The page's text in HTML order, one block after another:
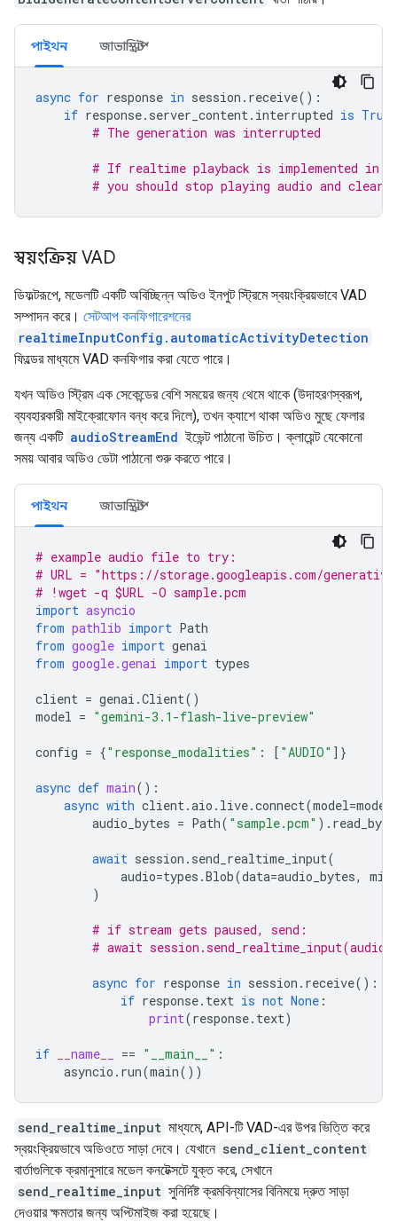
পাইথন জাভাস্ক্রিপ্ট
async for response in session . receive():
if response. server_content. interrupted is True
# The generation was interrupted
# If realtime playback is implemented in
# you should stop playing audio and clear
স্বয়ংক্রিয় VAD
ডিফল্টরূপে, মডেলটি একটি অবিচ্ছিন্ন অডিও ইনপুট স্ট্রিমে স্বয়ংক্রিয়ভাবে VAD
সম্পাদন করে। সেটআপ কনফিগারেশনের
realtimeInputConfig.automaticActivityDetection
ফিল্ডের মাধ্যমে VAD কনফিগার করা যেতে পারে।
যখন অডিও স্ট্রিম এক সেকেন্ডের বেশি সময়ের জন্য থেমে থাকে (উদাহরণস্বরূপ,
ব্যবহারকারী মাইক্রোফোন বন্ধ করে দিলে), তখন ক্যাশে থাকা অডিও মুছে ফেলার
জন্য একটি audioStreamEnd ইভেন্ট পাঠানো উচিত। ক্লায়েন্ট যেকোনো
সময় আবার অডিও ডেটা পাঠানো শুরু করতে পারে।
পাইথন জাভাস্ক্রিপ্ট
# example audio file to try:
# URL = "https://storage.googleapis.com/
# !wget -q $URL -O sample.pcm
import asyncio
from pathlib import Path
from google import genai
from google.genai import types
client = genai .Client()
model = "gemini-3.1-flash-live-preview"
config = {"response_modalities" : [ "AUDIO" ]}
async def main():
async with client.aio . live.connect(model=model
audio_bytes = Path( "sample.pcm" ) .
await session . send_realtime_input(
audio=types .Blob(data=audio_bytes,
)
# if stream gets paused, send:
# await
async for response in session . receive():
if response. text is not None :
print(response. text)
if __name__ == "__main__" :
asyncio . run(main())
send_realtime_input মাধ্যমে, API-টি VAD-এর উপর ভিত্তি করে
স্বয়ংক্রিয়ভাবে অডিওতে সাড়া দেবে। যেখানে send_client_content
বার্তাগুলিকে ক্রমানুসারে মডেল কনটেক্সটে যুক্ত করে, সেখানে
send_realtime_input সুনির্দিষ্ট ক্রমবিন্যাসের বিনিময়ে দ্রুত সাড়া
দেওয়ার ক্ষমতার জন্য অপ্টিমাইজ করা হয়েছে।